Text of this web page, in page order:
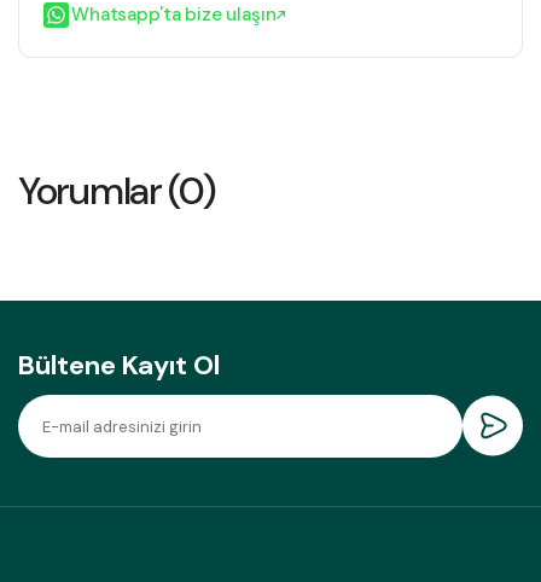
Whatsapp'ta bize ulaşın
Yorumlar (0)
Bültene Kayıt Ol